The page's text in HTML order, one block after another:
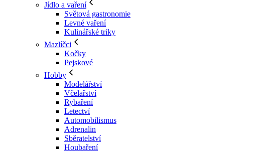
Jídlo a vaření
Světová gastronomie
Levné vaření
Kulinářské triky
Mazlíčci
Kočky
Pejskové
Hobby
Modelářství
Včelařství
Rybaření
Letectví
Automobilismus
Adrenalin
Sběratelství
Houbaření